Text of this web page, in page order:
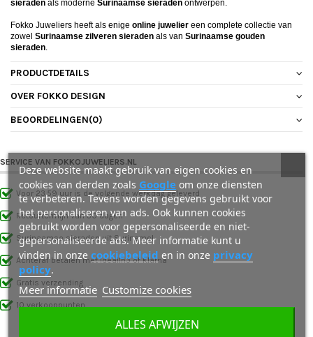
sieraden als moderne Surinaamse sieraden ontwerpen.
Fokko Juweliers heeft als enige online juwelier een complete collectie van
zowel Surinaamse zilveren sieraden als van Surinaamse gouden
sieraden
PRODUCTDETAILS
OVER FOKKO DESIGN
BEOORDELINGEN(0)
SERVICE VAN FOKKOJUWELIERS.NL
Voor 23.59 uur is de volgende werkdag geleverd
Retourtermijn van 30 dagen
Surinaamse sieraden uit Suriname!
Achteraf betalen met IdealIn3 of Klarna
Gratis verzending
10 verkooppunten
Deze website maakt gebruik van eigen cookies en
cookies van derden zoals Googleom onze diensten
te verbeteren. Tevens worden gegevens gebruikt voor
het personaliseren van ads. Ook kunnen cookies
gebruikt worden voor gepersonaliseerde en niet-
gepersonaliseerde ads. Meer informatie kunt u
vinden in onze cookiebeleid en in onze privacy
policy.
Meer informatie Customize cookies
ALLES AFWIJZEN